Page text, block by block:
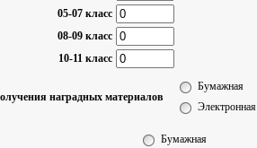
05-07 класс
08-09 класс
10-11 класс
наградных материалов
Бумажная
Электронная
Бумажная